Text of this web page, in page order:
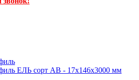
ЕЛЬ сорт АВ - 17x146x3000 мм